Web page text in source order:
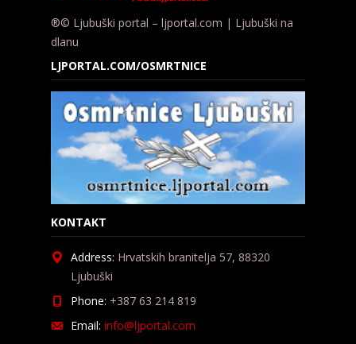
®© Ljubuški portal – ljportal.com | Ljubuški na
dlanu
LJPORTAL.COM/OSMRTNICE
KONTAKT
Address: Hrvatskih branitelja 57, 88320
Ljubuški
Phone: +387 63 214 819
Email: info@ljportal.com